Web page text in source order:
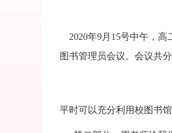
2020年9月 15号中午，高
图书管理员会议。会议共
平时可以充分利用校图书